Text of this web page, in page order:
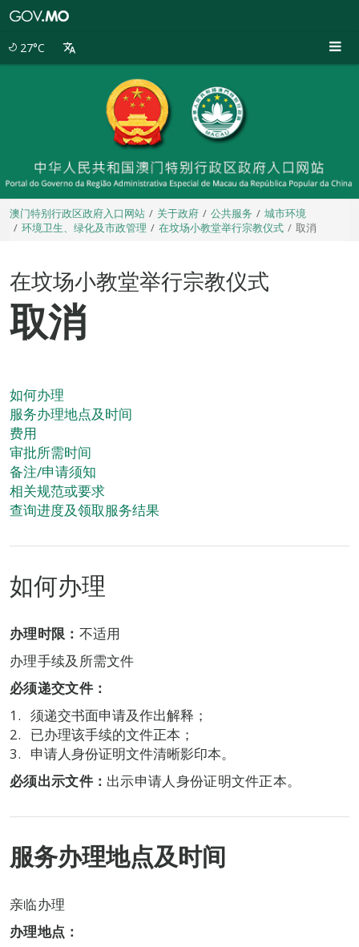
27°C
澳门特别行政区政府入口网站 关于政府 公共服务
城市环境
环境卫生、绿化及市政管理
在坟场小教堂举行宗教仪式 取消
在坟场小教堂举行宗教仪式
取消
如何办理
服务办理地点及时间
费用
审批所需时间
备注/申请须知
相关规范或要求
查询进度及领取服务结果
如何办理
办理时限： 不适用
办理手续及所需文件
必须递交文件：
须递交书面申请及作出解释；
已办理该手续的文件正本；
申请人身份证明文件清晰影印本。
必须出示文件： 出示申请人身份证明文件正本。
服务办理地点及时间
亲临办理
办理地点：